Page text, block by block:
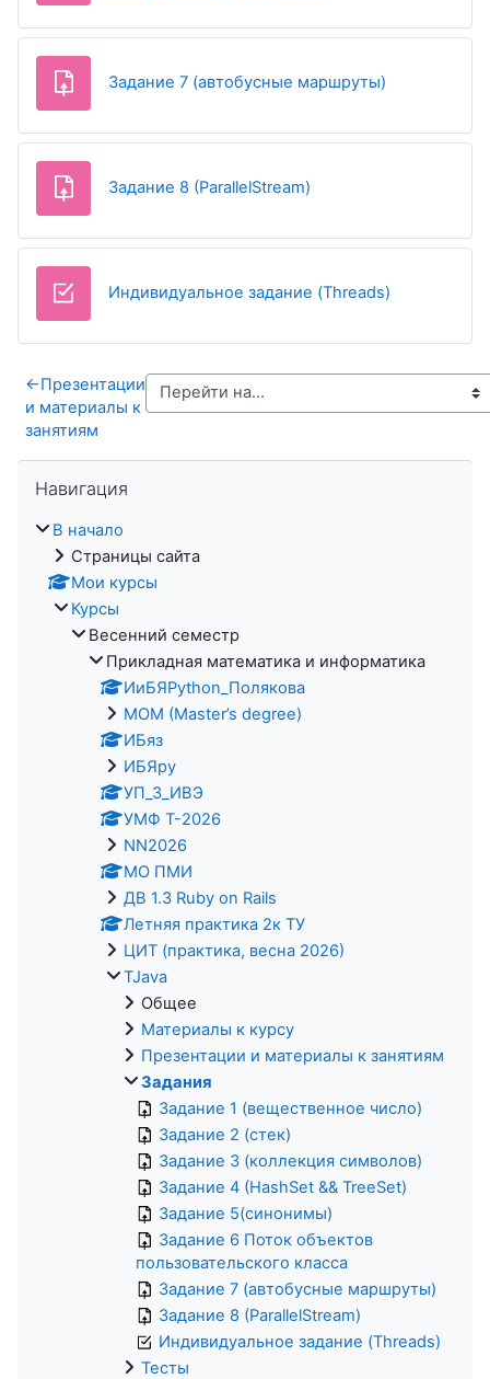
Задание 7 (автобусные маршруты)
Задание 8 (ParallelStream)
Индивидуальное задание (Threads)
←Презентации
и материалы к
занятиям
Навигация
В начало
Страницы сайта
Мои курсы
Курсы
Весенний семестр
Прикладная математика и информатика
ИиБЯPython_Полякова
MOM (Master’s degree)
ИБяз
ИБЯpy
УП_3_ИВЭ
УМФ Т-2026
NN2026
МО ПМИ
ДВ 1.3 Ruby on Rails
Летняя практика 2к ТУ
ЦИТ (практика, весна 2026)
TJava
Общее
Материалы к курсу
Презентации и материалы к занятиям
Задания
Задание 1 (вещественное число)
Задание 2 (стек)
Задание 3 (коллекция символов)
Задание 4 (HashSet && TreeSet)
Задание 5(синонимы)
Задание 6 Поток объектов
пользовательского класса
Задание 7 (автобусные маршруты)
Задание 8 (ParallelStream)
Индивидуальное задание (Threads)
Тесты